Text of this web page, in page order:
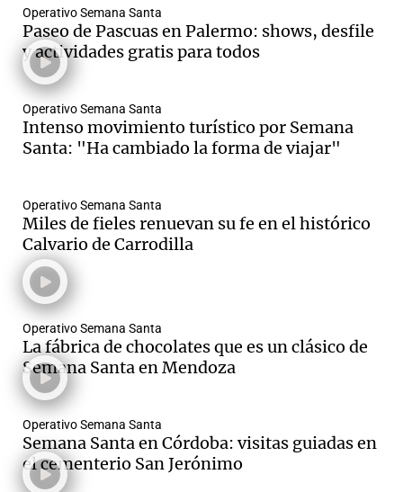
Operativo Semana Santa
Paseo de Pascuas en Palermo: shows, desfile
y actividades gratis para todos
Operativo Semana Santa
Intenso movimiento turístico por Semana
Santa: "Ha cambiado la forma de viajar"
Operativo Semana Santa
Miles de fieles renuevan su fe en el histórico
Calvario de Carrodilla
Operativo Semana Santa
La fábrica de chocolates que es un clásico de
Semana Santa en Mendoza
Operativo Semana Santa
Semana Santa en Córdoba: visitas guiadas en
el cementerio San Jerónimo